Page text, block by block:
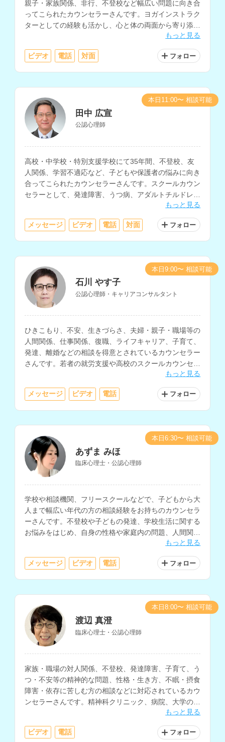
親子・家族関係、非行、不登校など幅広い問題に向き合
ってこられたカウンセラーさんです。ヨガインストラク
ターとしての経験も活かし、心と体の両面から寄り添っ
もっと見る
ビデオ 電話 対面 フォロー
田中 広宣
公認心理師
高校・中学校・特別支援学校にて35年間、不登校、友
人関係、学習不適応など、子どもや保護者の悩みに向き
合ってこられたカウンセラーさんです。スクールカウン
セラーとして、発達障害、うつ病、アダルトチルドレ
ン、人間関係不安、摂食障害、ゲーム依存等の相談にも
もっと見る
メッセージ ビデオ 電話 対面 フォロー
本日11:00〜 相談可能
石川 やす子
公認心理師・キャリアコンサルタント
ひきこもり、不安、生きづらさ、夫婦・親子・職場等の
人間関係、仕事関係、復職、ライフキャリア、子育て、
発達、離婚などの相談を得意とされているカウンセラー
さんです。若者の就労支援や高校のスクールカウンセラ
ーなど、教育・福祉・行政の現場での勤務経験をお持ち
もっと見る
メッセージ ビデオ 電話 フォロー
本日9:00〜 相談可能
あずま みほ
臨床心理士・公認心理師
学校や相談機関、フリースクールなどで、子どもから大
人まで幅広い年代の方の相談経験をお持ちのカウンセラ
ーさんです。不登校や子どもの発達、学校生活に関する
お悩みをはじめ、自身の性格や家庭内の問題、人間関
係、職場での悩みなど、多様な相談に対応されていま
もっと見る
メッセージ ビデオ 電話 フォロー
本日6:30〜 相談可能
渡辺 真澄
臨床心理士・公認心理師
家族・職場の対人関係、不登校、発達障害、子育て、う
つ・不安等の精神的な問題、性格・生き方、不眠・摂食
障害・依存に苦しむ方の相談などに対応されているカウ
ンセラーさんです。精神科クリニック、病院、大学の学
生相談室、高校、カウンセリングルームなどでの相談経
もっと見る
ビデオ 電話 フォロー
本日8:00〜 相談可能